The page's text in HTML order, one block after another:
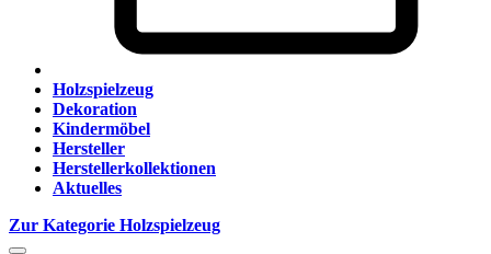
Holzspielzeug
Dekoration
Kindermöbel
Hersteller
Herstellerkollektionen
Aktuelles
Zur Kategorie Holzspielzeug